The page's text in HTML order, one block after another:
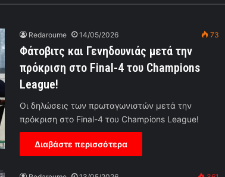
Redaroume 14/05/2026 73
Φάτοβιτς και Γενηδουνιάς μετά την
πρόκριση στο Final-4 του Champions
League!
Οι δηλώσεις των πρωταγωνιστών μετά την
πρόκριση στο Final-4 του Champions League!
Διαβάστε περισσότερα